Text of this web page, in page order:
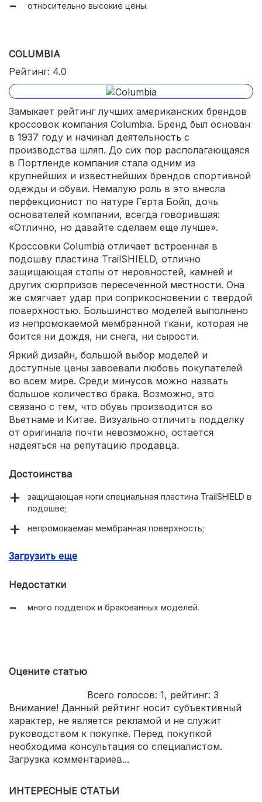
относительно высокие цены.
COLUMBIA
Рейтинг: 4.0
Замыкает рейтинг лучших американских брендов
кроссовок компания Columbia. Бренд был основан
в 1937 году и начинал деятельность с
производства шляп. До сих пор располагающаяся
в Портленде компания стала одним из
крупнейших и известнейших брендов спортивной
одежды и обуви. Немалую роль в это внесла
перфекционист по натуре Герта Бойл, дочь
основателей компании, всегда говорившая:
«Отлично, но давайте сделаем еще лучше».
Кроссовки Columbia отличает встроенная в
подошву пластина TrailSHIELD, отлично
защищающая стопы от неровностей, камней и
других сюрпризов пересеченной местности. Она
же смягчает удар при соприкосновении с твердой
поверхностью. Большинство моделей выполнено
из непромокаемой мембранной ткани, которая не
боится ни дождя, ни снега, ни сырости.
Яркий дизайн, большой выбор моделей и
доступные цены завоевали любовь покупателей
во всем мире. Среди минусов можно назвать
большое количество брака. Возможно, это
связано с тем, что обувь производится во
Вьетнаме и Китае. Визуально отличить подделку
от оригинала почти невозможно, остается
надеяться на репутацию продавца.
Достоинства
защищающая ноги специальная пластина TrailSHIELD в
подошве;
непромокаемая мембранная поверхность;
Загрузить еще
Недостатки
много подделок и бракованных моделей.
Оцените статью
Всего голосов: 1, рейтинг: 3
Внимание! Данный рейтинг носит субъективный
характер, не является рекламой и не служит
руководством к покупке. Перед покупкой
необходима консультация со специалистом.
Загрузка комментариев...
ИНТЕРЕСНЫЕ СТАТЬИ